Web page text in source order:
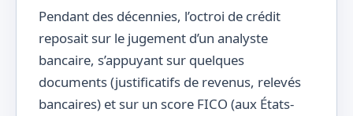
Pendant des décennies, l’octroi de crédit
reposait sur le jugement d’un analyste
bancaire, s’appuyant sur quelques
documents (justificatifs de revenus, relevés
bancaires) et sur un score FICO (aux États-